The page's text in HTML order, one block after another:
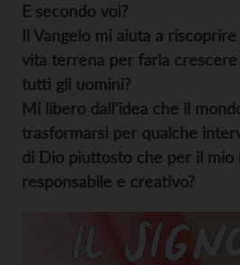
E secondo voi?
Il Vangelo mi aiuta a
vita terrena per farla
tutti gli uomini?
Mi libero dall’idea che il
trasformarsi per qualche
di Dio piuttosto che per il mio
responsabile e creativo?